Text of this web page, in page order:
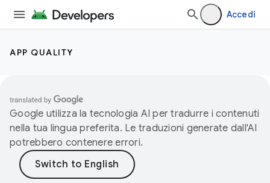
Accedi
APP QUALITY
Google utilizza la tecnologia AI per tradurre i contenuti
nella tua lingua preferita. Le traduzioni generate dall'AI
potrebbero contenere errori.